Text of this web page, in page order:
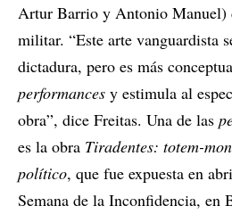
Artur Barrio y Antonio Manuel)
militar. “Este arte vanguardista
dictadura, pero es más
performances y estimula al
obra”, dice Freitas. Una de las
es la obra Tiradentes: totem-
político, que fue expuesta en
Semana de la Inconfidencia, en